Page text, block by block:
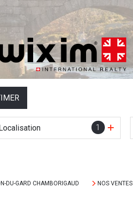
1
DU-GARD CHAMBORIGAUD NOS VENTES